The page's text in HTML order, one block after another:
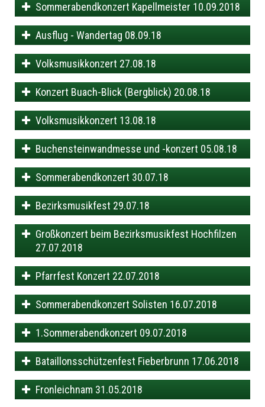
Sommerabendkonzert Kapellmeister 10.09.2018
Ausflug - Wandertag 08.09.18
Volksmusikkonzert 27.08.18
Konzert Buach-Blick (Bergblick) 20.08.18
Volksmusikkonzert 13.08.18
Buchensteinwandmesse und -konzert 05.08.18
Sommerabendkonzert 30.07.18
Bezirksmusikfest 29.07.18
Großkonzert beim Bezirksmusikfest Hochfilzen
27.07.2018
Pfarrfest Konzert 22.07.2018
Sommerabendkonzert Solisten 16.07.2018
1.Sommerabendkonzert 09.07.2018
Bataillonsschützenfest Fieberbrunn 17.06.2018
Fronleichnam 31.05.2018